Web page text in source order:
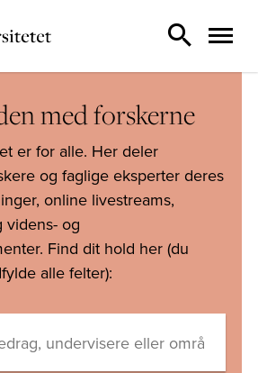
med forskerne
er for alle. Her deler
og faglige eksperter deres
online livestreams,
videns- og
Find dit hold her (du
alle felter):